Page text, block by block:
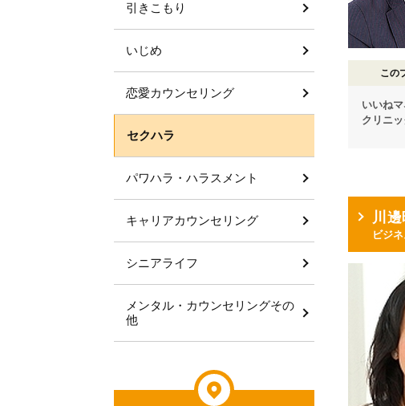
この
いいね
クリニ
川
ビジ
引きこもり
いじめ
恋愛カウンセリング
セクハラ
パワハラ・ハラスメント
キャリアカウンセリング
シニアライフ
メンタル・カウンセリングその
他